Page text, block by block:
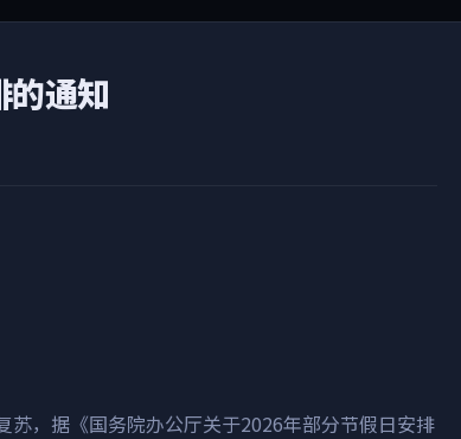
通知‌
苏，据《国务院办公厅关于2026年部分节假日安排